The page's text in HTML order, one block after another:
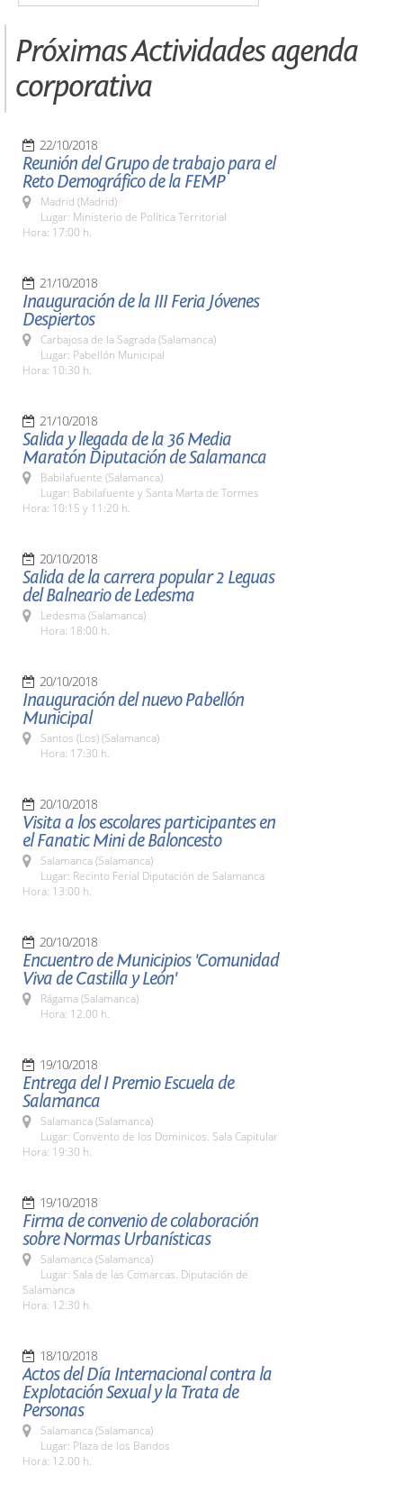
Próximas Actividades agenda
corporativa
22/10/2018
Reunión del Grupo de trabajo para el
Reto Demográfico de la FEMP
Madrid (Madrid)
Lugar: Ministerio de Política Territorial
Hora: 17:00 h.
21/10/2018
Inauguración de la III Feria Jóvenes
Despiertos
Carbajosa de la Sagrada (Salamanca)
Lugar: Pabellón Municipal
Hora: 10:30 h.
21/10/2018
Salida y llegada de la 36 Media
Maratón Diputación de Salamanca
Babilafuente (Salamanca)
Lugar: Babilafuente y Santa Marta de Tormes
Hora: 10:15 y 11:20 h.
20/10/2018
Salida de la carrera popular 2 Leguas
del Balneario de Ledesma
Ledesma (Salamanca)
Hora: 18:00 h.
20/10/2018
Inauguración del nuevo Pabellón
Municipal
Santos (Los) (Salamanca)
Hora: 17:30 h.
20/10/2018
Visita a los escolares participantes en
el Fanatic Mini de Baloncesto
Salamanca (Salamanca)
Lugar: Recinto Ferial Diputación de Salamanca
Hora: 13:00 h.
20/10/2018
Encuentro de Municipios 'Comunidad
Viva de Castilla y León'
Rágama (Salamanca)
Hora: 12.00 h.
19/10/2018
Entrega del I Premio Escuela de
Salamanca
Salamanca (Salamanca)
Lugar: Convento de los Dominicos. Sala Capitular
Hora: 19:30 h.
19/10/2018
Firma de convenio de colaboración
sobre Normas Urbanísticas
Salamanca (Salamanca)
Lugar: Sala de las Comarcas. Diputación de
Salamanca
Hora: 12:30 h.
18/10/2018
Actos del Día Internacional contra la
Explotación Sexual y la Trata de
Personas
Salamanca (Salamanca)
Lugar: Plaza de los Bandos
Hora: 12.00 h.